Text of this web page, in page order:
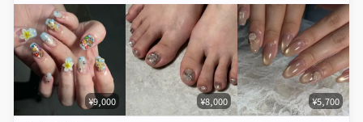
¥9,000 ¥8,000 ¥5,700